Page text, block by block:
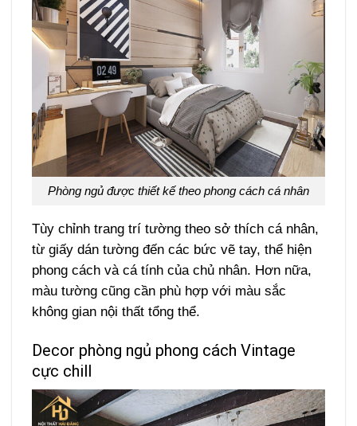
Phòng ngủ được thiết kế theo phong cách cá nhân
Tùy chỉnh trang trí tường theo sở thích cá nhân,
từ giấy dán tường đến các bức vẽ tay, thể hiện
phong cách và cá tính của chủ nhân. Hơn nữa,
màu tường cũng cần phù hợp với màu sắc
không gian nội thất tổng thể.
Decor phòng ngủ phong cách Vintage
cực chill